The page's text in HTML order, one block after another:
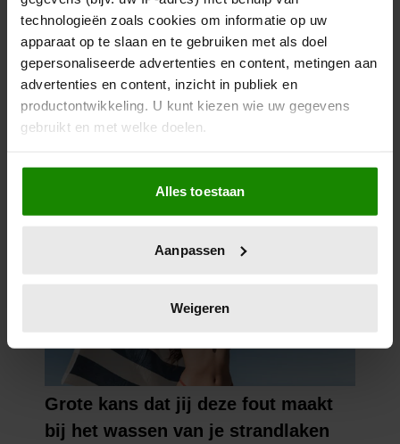
technologieën zoals cookies om informatie op uw
apparaat op te slaan en te gebruiken met als doel
gepersonaliseerde advertenties en content, metingen aan
advertenties en content, inzicht in publiek en
productontwikkeling. U kunt kiezen wie uw gegevens
gebruikt en met welke doelen.
Als u het toestaat, willen we ook graag:
Informatie verzamelen over uw geografische
locatie, die tot een paar meter nauwkeurig kan zijn
scannen op specifieke eigenschappen (fingerprinting)
verwerkt en stel uw voorkeuren in het
intrekken in de Cookieverklaring.
We gebruiken cookies om content en advertenties te
personaliseren, om functies voor social media te bieden
en om ons websiteverkeer te analyseren. Ook delen we
Alles toestaan
Aanpassen
Weigeren